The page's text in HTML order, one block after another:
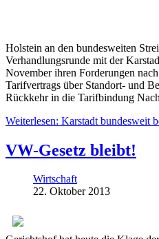
Holstein an den bundesweiten
Verhandlungsrunde mit der
November ihren Forderungen
Tarifvertrags über Standort- und
Rückkehr in die Tarifbindung
Weiterlesen: Karstadt bundesweit
VW-Gesetz bleibt!
Wirtschaft
22. Oktober 2013